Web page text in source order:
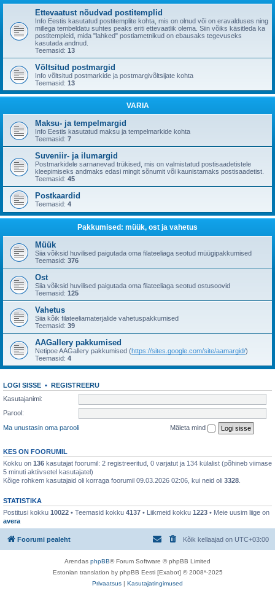
Ettevaatust nõudvad postitemplid
Info Eestis kasutatud postitemplite kohta, mis on olnud või on eravalduses ning
millega tembeldatu suhtes peaks eriti ettevaatlik olema. Siin võiks käsitleda ka
postitempleid, mida "lahked" postiametnikud on ebausaks tegevuseks
kasutada andnud.
Teemasid: 13
Võltsitud postmargid
Info võltsitud postmarkide ja postmargivõltsijate kohta
Teemasid: 13
VARIA
Maksu- ja tempelmargid
Info Eestis kasutatud maksu ja tempelmarkide kohta
Teemasid: 7
Suveniir- ja ilumargid
Postmarkidele sarnanevad trükised, mis on valmistatud postisaadetistele
kleepimiseks andmaks edasi mingit sõnumit või kaunistamaks postisaadetist.
Teemasid: 45
Postkaardid
Teemasid: 4
Pakkumised: müük, ost ja vahetus
Müük
Siia võiksid huvilised paigutada oma filateeliaga seotud müügipakkumised
Teemasid: 376
Ost
Siia võiksid huvilised paigutada oma filateeliaga seotud ostusoovid
Teemasid: 125
Vahetus
Siia kõik filateeliamaterjalide vahetuspakkumised
Teemasid: 39
AAGallery pakkumised
Netipoe AAGallery pakkumised (https://sites.google.com/site/aamargid/)
Teemasid: 4
LOGI SISSE • REGISTREERU
Kasutajanimi:
Parool:
Ma unustasin oma parooli
Mäleta mind
KES ON FOORUMIL
Kokku on 136 kasutajat foorumil: 2 registreeritud, 0 varjatut ja 134 külalist (põhineb viimase
5 minuti aktiivsetel kasutajatel)
Kõige rohkem kasutajaid oli korraga foorumil 09.03.2026 02:06, kui neid oli 3328
STATISTIKA
Postitusi kokku 10022 • Teemasid kokku 4137 • Liikmeid kokku 1223 • Meie uusim liige on
avera
Foorumi pealeht Kõik kellaajad on UTC+03:00
Arendas phpBB® Forum Software © phpBB Limited
Estonian translation by phpBB Eesti [Exabot] © 2008*-2025
Privaatsus | Kasutajatingimused